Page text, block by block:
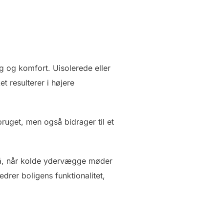
og komfort. Uisolerede eller
resulterer i højere
men også bidrager til et
når kolde ydervægge møder
boligens funktionalitet,